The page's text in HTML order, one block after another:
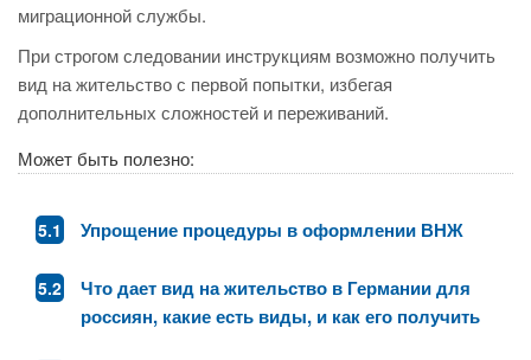
миграционной службы.
При строгом следовании инструкциям возможно получить
вид на жительство с первой попытки, избегая
дополнительных сложностей и переживаний.
Может быть полезно:
Упрощение процедуры в оформлении ВНЖ
Что дает вид на жительство в Германии для
россиян, какие есть виды, и как его получить